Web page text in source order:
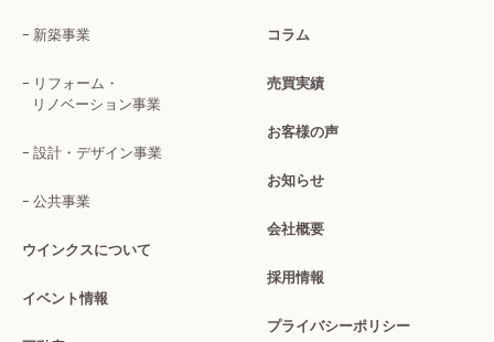
新築事業
リフォーム・
リノベーション事業
設計・デザイン事業
公共事業
ウインクスについて
イベント情報
コラム
売買実績
お客様の声
お知らせ
会社概要
採用情報
プライバシーポリシー